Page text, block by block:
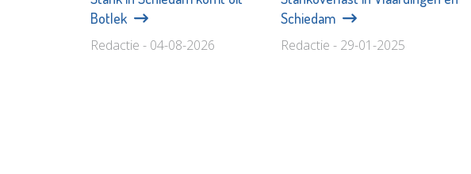
Botlek
Redactie - 04-08-2026
Schiedam
Redactie - 29-01-2025